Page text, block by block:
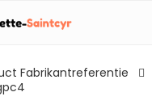
Fabrikantreferentie